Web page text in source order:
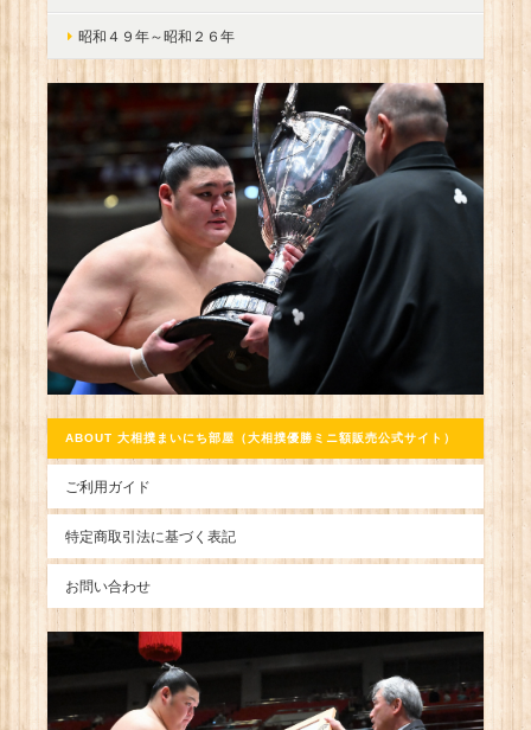
昭和４９年～昭和２６年
ABOUT 大相撲まいにち部屋（大相撲優勝ミニ額販売公式サイト）
ご利用ガイド
特定商取引法に基づく表記
お問い合わせ